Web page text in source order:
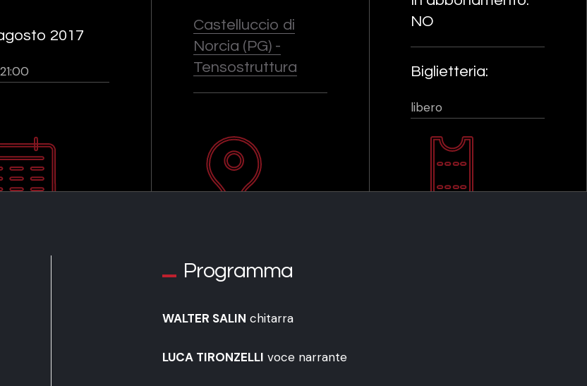
2017
Castelluccio di
Norcia (PG) -
Tensostruttura
NO
Biglietteria:
libero
Programma
WALTER SALIN chitarra
LUCA TIRONZELLI voce narrante